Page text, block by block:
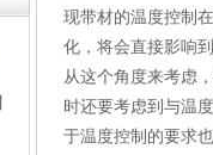
现带材的温度控制
化，将会直接影响
从这个角度来考虑
时还要考虑到与温
于温度控制的要求也